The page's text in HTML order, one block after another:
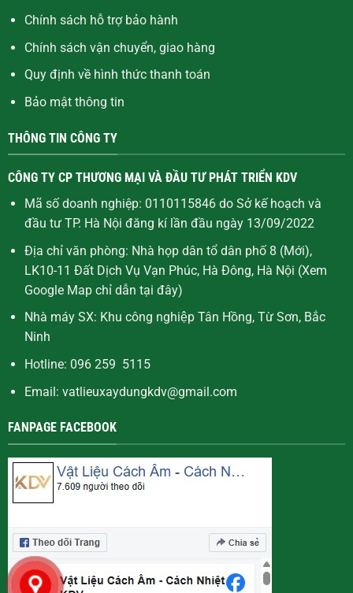
Chính sách hỗ trợ bảo hành
Chính sách vận chuyển, giao hàng
Quy định về hình thức thanh toán
Bảo mật thông tin
THÔNG TIN CÔNG TY
CÔNG TY CP THƯƠNG MẠI VÀ ĐẦU TƯ PHÁT TRIỂN KDV
Mã số doanh nghiệp: 0110115846 do Sở kế hoạch và
đầu tư TP. Hà Nội đăng kí lần đầu ngày 13/09/2022
Địa chỉ văn phòng: Nhà họp dân tổ dân phố 8 (Mới),
LK10-11 Đất Dịch Vụ Vạn Phúc, Hà Đông, Hà Nội (Xem
Google Map chỉ dẫn tại đây)
Nhà máy SX: Khu công nghiệp Tân Hồng, Từ Sơn, Bắc
Ninh
Hotline: 096 259 5115
Email: vatlieuxaydungkdv@gmail.com
FANPAGE FACEBOOK